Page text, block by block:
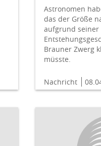
Astronomen
das der Größe
aufgrund seiner
Brauner Zwerg
müsste.
Nachricht